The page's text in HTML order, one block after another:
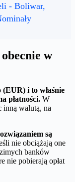
- Boliwar,
w
i to właśnie
płatności. W
inną walutą, na
są
nie obciążają one
banków
nie pobierają opłat